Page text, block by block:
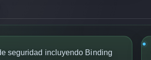
seguridad incluyendo Binding